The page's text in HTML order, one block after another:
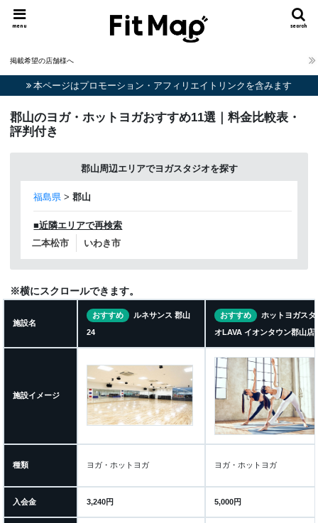
search
menu
掲載希望の店舗様へ
本ページはプロモーション・アフィリエイトリンクを含みます
郡山のヨガ・ホットヨガおすすめ11選｜料金比較表・
評判付き
郡山周辺エリアでヨガスタジオを探す
福島県 >郡山
■近隣エリアで再検索
二本松市
いわき市
※横にスクロールできます。
施設名
おすすめ
ルネサンス 郡山
24
おすすめ
ホットヨガスタ
オLAVA イオンタウン郡山店
施設イメージ
種類 ヨガ・ホットヨガ ヨガ・ホットヨガ
入会金 3,240円 5,000円